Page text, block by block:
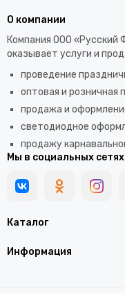
Каталог
Информация
О компании
Компания ООО «Русский
оказывает услуги и
проведение
оптовая и розничная
продажа и
светодиодное
продажу
Мы в социальных сетях